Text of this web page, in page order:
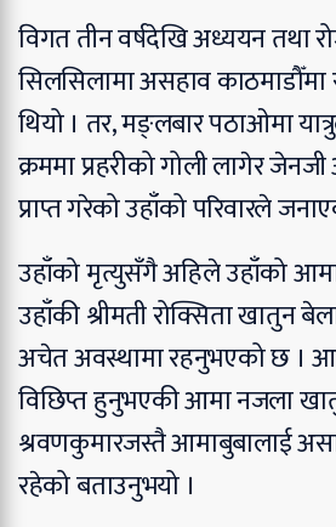
विगत तीन वर्षदेखि अध्ययन तथा
सिलसिलामा असहाव
थियो । तर, मङ्लबार पठाओमा
क्रममा प्रहरीको गोली लागेर
प्राप्त गरेको उहाँको परिवारले
उहाँको मृत्युसँगै अहिले उहाँको
उहाँकी श्रीमती रोक्सिता खातुन
अचेत अवस्थामा रहनुभएको छ ।
विछिप्त हुनुभएकी आमा नजला
श्रवणकुमारजस्तै आमाबुबालाई
रहेको बताउनुभयो ।